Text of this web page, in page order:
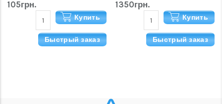
105грн.
Купить
Быстрый заказ
1350грн.
Купить
Быстрый заказ